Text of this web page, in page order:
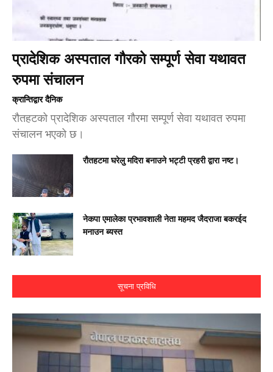
प्रादेशिक अस्पताल गौरको सम्पूर्ण सेवा यथावत
रुपमा संचालन
क्रान्तिद्वार दैनिक
रौतहटको प्रादेशिक अस्पताल गौरमा सम्पूर्ण सेवा यथावत रुपमा
संचालन भएको छ।
रौतहटमा घरेलु मदिरा बनाउने भट्टी प्रहरी द्वारा नष्ट।
नेकपा एमालेका प्रभावशाली नेता महमद जैदराजा बकरईद
मनाउन ब्यस्त
सूचना प्रविधि